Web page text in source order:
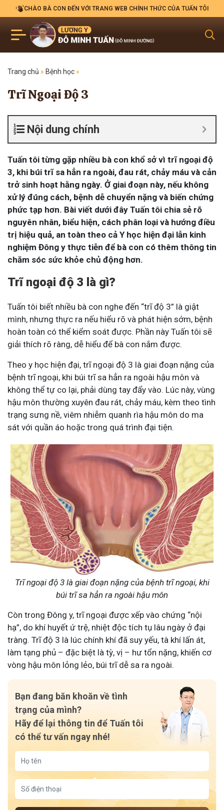
CHÀO BÀ CON ĐẾN VỚI TRANG WEB CHÍNH THỨC CỦA TUẤN TÔI
Trang chủ » Bệnh học »
Trĩ Ngoại Độ 3
Nội dung chính
Tuấn tôi từng gặp nhiều bà con khổ sở vì trĩ ngoại độ
3, khi búi trĩ sa hẳn ra ngoài, đau rát, chảy máu và cản
trở sinh hoạt hằng ngày. Ở giai đoạn này, nếu không
xử lý đúng cách, bệnh dễ chuyển nặng và biến chứng
phức tạp hơn. Bài viết dưới đây Tuấn tôi chia sẻ rõ
nguyên nhân, biểu hiện, cách phân loại và hướng điều
trị hiệu quả, an toàn theo cả Y học hiện đại lẫn kinh
nghiệm Đông y thực tiễn để bà con có thêm thông tin
chăm sóc sức khỏe chủ động hơn.
Trĩ ngoại độ 3 là gì?
Tuấn tôi biết nhiều bà con nghe đến “trĩ độ 3” là giật
mình, nhưng thực ra nếu hiểu rõ và phát hiện sớm, bệnh
hoàn toàn có thể kiểm soát được. Phần này Tuấn tôi sẽ
giải thích rõ ràng, dễ hiểu để bà con nắm được.
Theo y học hiện đại, trĩ ngoại độ 3 là giai đoạn nặng của
bệnh trĩ ngoại, khi búi trĩ sa hẳn ra ngoài hậu môn và
không thể tự co lại, phải dùng tay đẩy vào. Lúc này, vùng
hậu môn thường xuyên đau rát, chảy máu, kèm theo tình
trạng sưng nề, viêm nhiễm quanh rìa hậu môn do ma
sát với quần áo hoặc trong quá trình đại tiện.
Trĩ ngoại độ 3 là giai đoạn nặng của bệnh trĩ ngoại, khi
búi trĩ sa hẳn ra ngoài hậu môn
Còn trong Đông y, trĩ ngoại được xếp vào chứng “nội
hạ”, do khí huyết ứ trệ, nhiệt độc tích tụ lâu ngày ở đại
tràng. Trĩ độ 3 là lúc chính khí đã suy yếu, tà khí lấn át,
làm tạng phủ – đặc biệt là tỳ, vị – hư tổn nặng, khiến cơ
vòng hậu môn lỏng lẻo, búi trĩ dễ sa ra ngoài.
Bạn đang băn khoăn về tình
trạng của mình?
Hãy để lại thông tin để Tuấn tôi
có thể tư vấn ngay nhé!